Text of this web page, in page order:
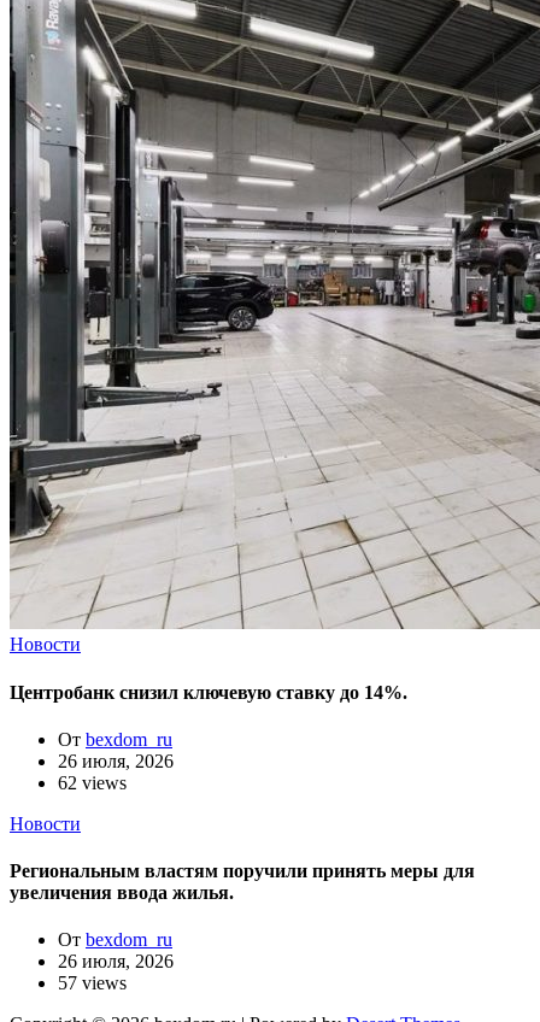
Новости
Центробанк снизил ключевую ставку до 14%.
От bexdom_ru
26 июля, 2026
62 views
Новости
Региональным властям поручили принять меры для
увеличения ввода жилья.
От bexdom_ru
26 июля, 2026
57 views